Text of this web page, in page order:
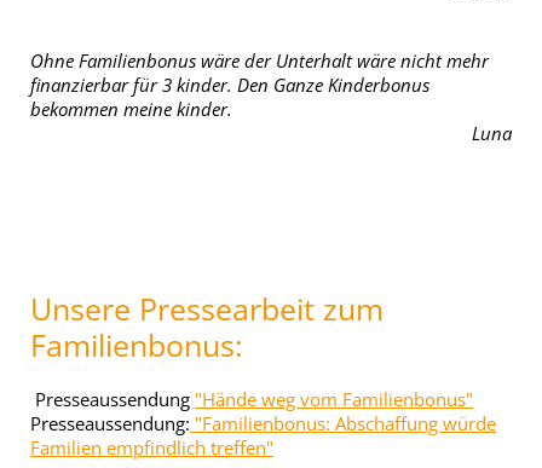
Ohne Familienbonus wäre der Unterhalt wäre nicht mehr
finanzierbar für 3 kinder. Den Ganze Kinderbonus
bekommen meine kinder.
Luna
Unsere Pressearbeit zum
Familienbonus:
Presseaussendung "Hände weg vom Familienbonus"
Presseaussendung: "Familienbonus: Abschaffung würde
Familien empfindlich treffen"